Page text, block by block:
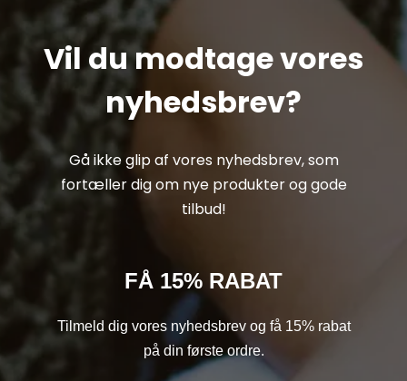
Vil du modtage vores
nyhedsbrev?
Gå ikke glip af vores nyhedsbrev, som
fortæller dig om nye produkter og gode
tilbud!
FÅ 15% RABAT
Tilmeld dig vores nyhedsbrev og få 15% rabat
på din første ordre.